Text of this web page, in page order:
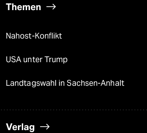
Themen
Nahost-Konflikt
USA unter Trump
Landtagswahl in Sachsen-Anhalt
Verlag